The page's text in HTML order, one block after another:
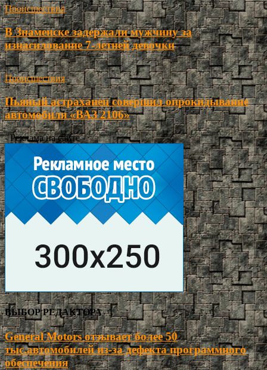
Происшествия
В Знаменске задержали мужчину за
изнасилование 7-летней девочки
Происшествия
Пьяный астраханец совершил опрокидывание
автомобиля «ВАЗ 2106»
- Реклама на сайте -
ВЫБОР РЕДАКТОРА
General Motors отзывает более 50
тыс.автомобилей из-за дефекта программного
обеспечения